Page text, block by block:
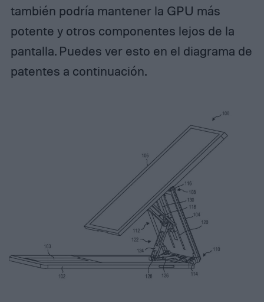
también podría mantener la GPU más
potente y otros componentes lejos de la
pantalla. Puedes ver esto en el diagrama de
patentes a continuación.